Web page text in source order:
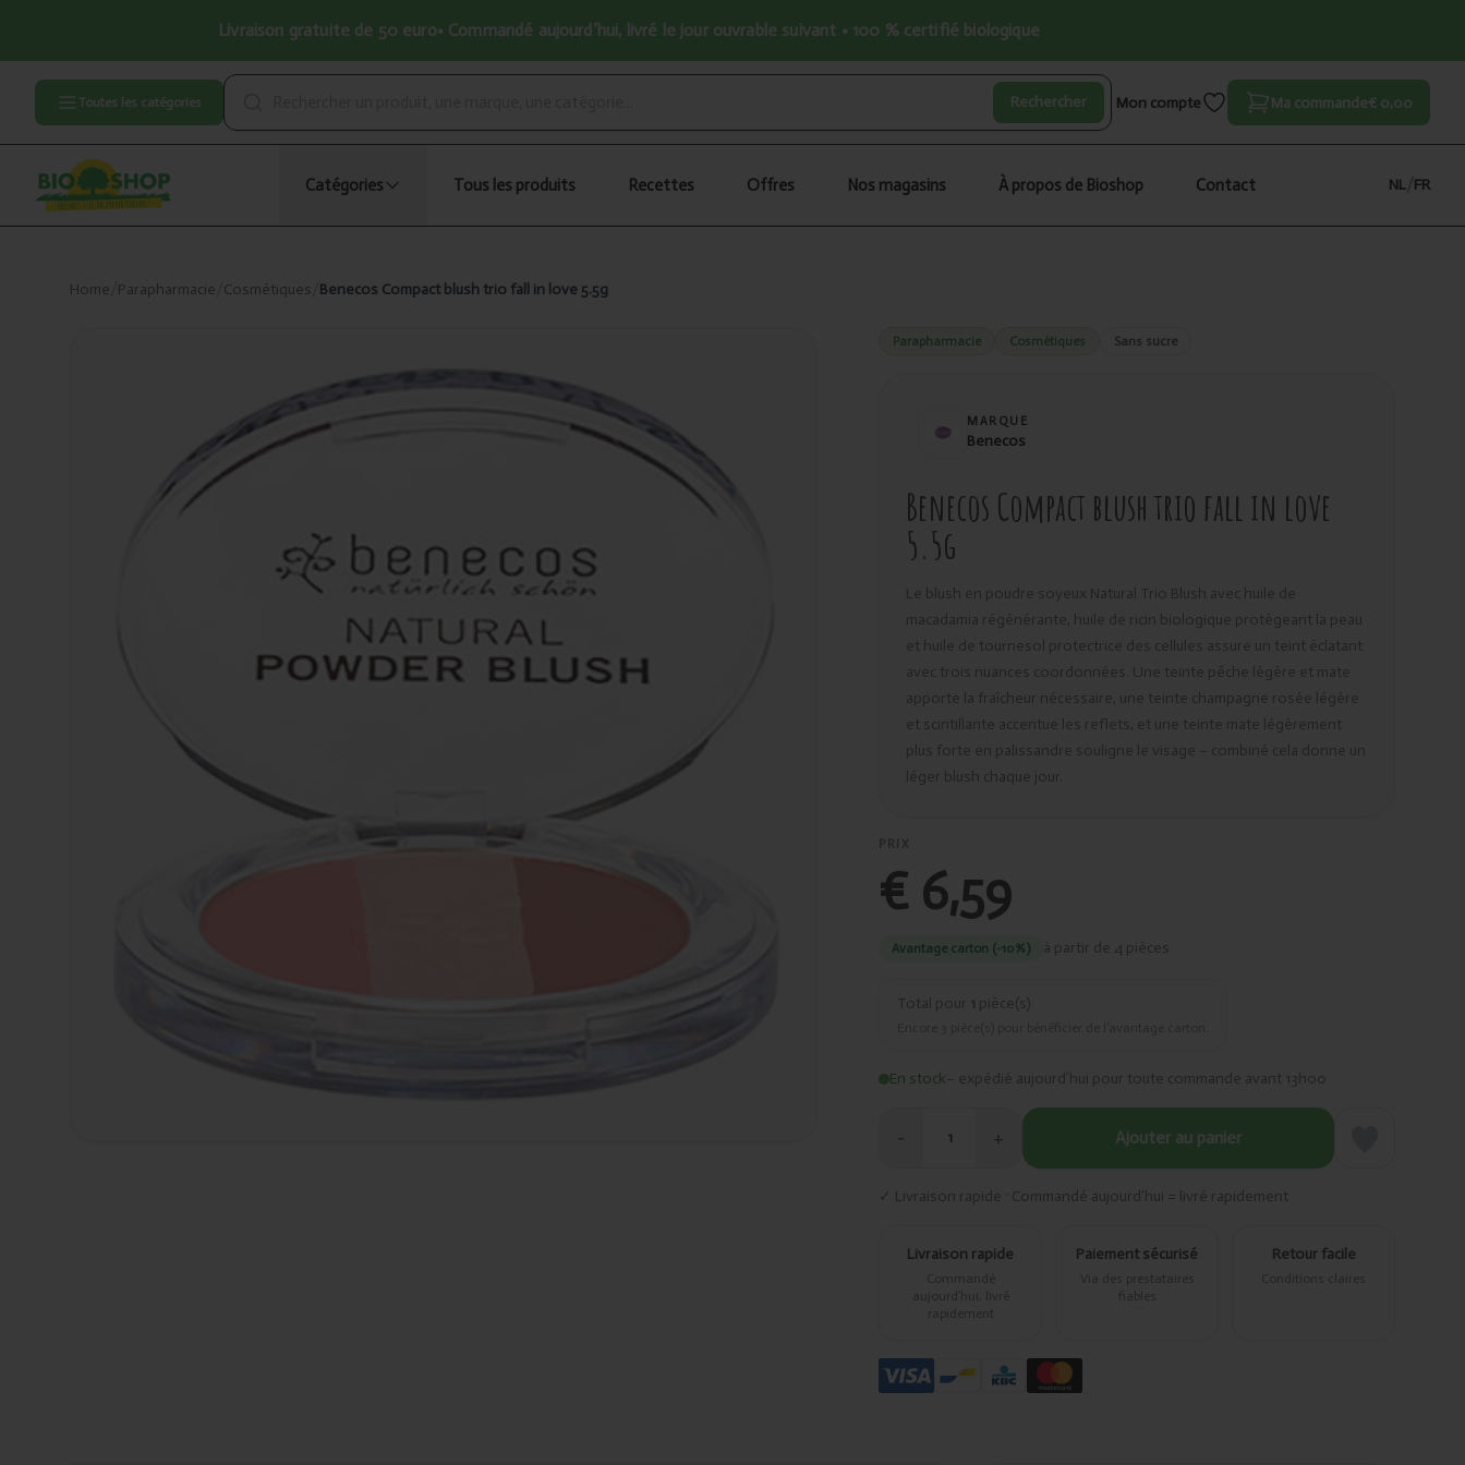
Livraison gratuite de 50 euro• Commandé aujourd’hui, livré le jour ouvrable suivant • 100 % certifié biologique
Toutes les catégories Rechercher Mon compte Ma commande€ 0,00
Catégories Tous les produits Recettes Offres Nos magasins À propos de Bioshop Contact NL FR
Home Parapharmacie Cosmétiques Benecos Compact blush trio fall in love 5.5g
Parapharmacie Cosmétiques Sans sucre
MARQUE
Benecos
Benecos Compact blush trio fall in love
5.5g
Le blush en poudre soyeux Natural Trio Blush avec huile de
macadamia régénérante, huile de ricin biologique protégeant la peau
et huile de tournesol protectrice des cellules assure un teint éclatant
avec trois nuances coordonnées. Une teinte pêche légère et mate
apporte la fraîcheur nécessaire, une teinte champagne rosée légère
et scintillante accentue les reflets, et une teinte mate légèrement
plus forte en palissandre souligne le visage – combiné cela donne un
léger blush chaque jour.
PRIX
€ 6,59
Avantage carton (-10%) à partir de 4 pièces
Total pour 1 pièce(s)
En stock– expédié aujourd’hui pour toute commande avant 13h00
− 1 + Ajouter au panier
✓ Livraison rapide · Commandé aujourd’hui = livré rapidement
Livraison rapide
Commandé
aujourd’hui, livré
rapidement
Paiement sécurisé
Via des prestataires
fiables
Retour facile
Conditions claires